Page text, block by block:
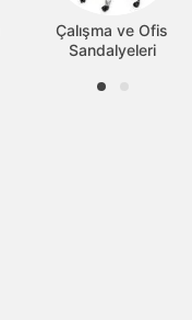
Çalışma ve Ofis
Sandalyeleri